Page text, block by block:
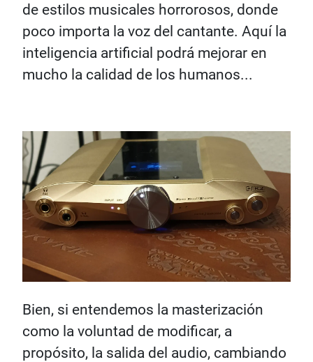
de estilos musicales horrorosos, donde
poco importa la voz del cantante. Aquí la
inteligencia artificial podrá mejorar en
mucho la calidad de los humanos...
Bien, si entendemos la masterización
como la voluntad de modificar, a
propósito, la salida del audio, cambiando